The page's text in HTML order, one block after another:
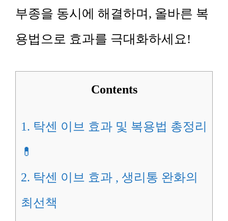
부종을 동시에 해결하며, 올바른 복
용법으로 효과를 극대화하세요!
Contents
1. 탁센 이브 효과 및 복용법 총정리
💊
2. 탁센 이브 효과 , 생리통 완화의
최선책